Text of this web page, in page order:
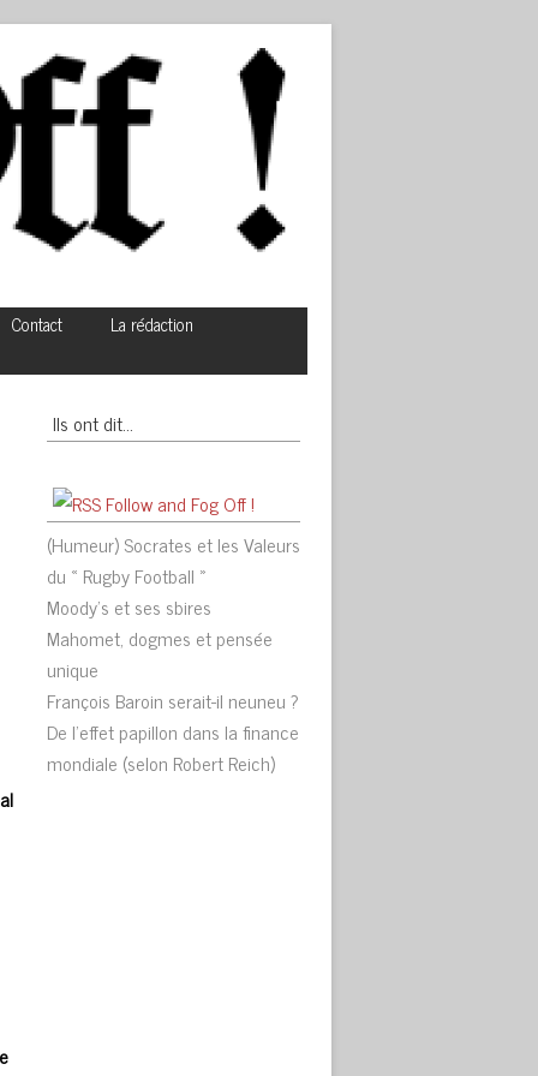
Contact
La rédaction
Ils ont dit…
Follow and Fog Off !
(Humeur) Socrates et les Valeurs
du « Rugby Football »
Moody’s et ses sbires
Mahomet, dogmes et pensée
unique
François Baroin serait-il neuneu ?
De l’effet papillon dans la finance
mondiale (selon Robert Reich)